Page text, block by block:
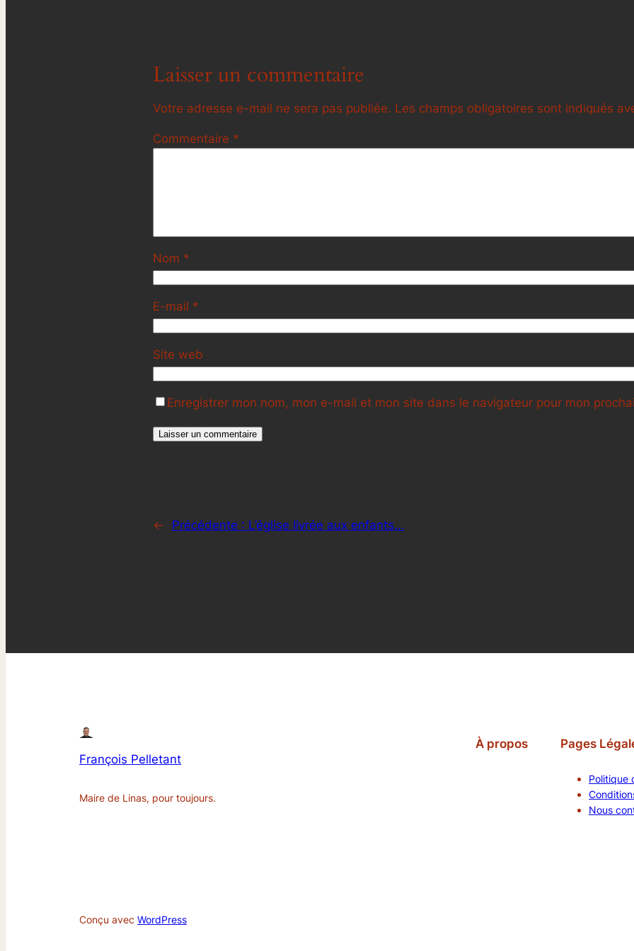
Laisser un commentaire
Votre adresse e-mail ne sera pas publiée. Les champs obligatoires sont indiqués
Commentaire *
Nom *
E-mail *
Site web
Enregistrer mon nom, mon e-mail et mon site dans le navigateur pour mon
← Précédente : L’église livrée aux enfants…
François Pelletant
Maire de Linas, pour toujours.
À propos Pages
Politique
Nous
Conçu avec WordPress